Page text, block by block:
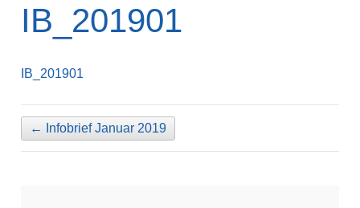
IB_201901
IB_201901
← Infobrief Januar 2019